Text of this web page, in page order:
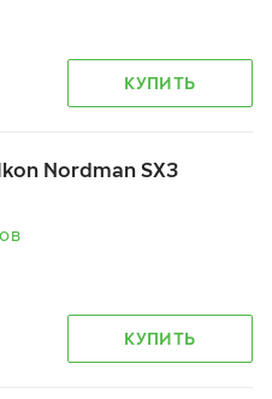
КУПИТЬ
Nordman SX3
КУПИТЬ